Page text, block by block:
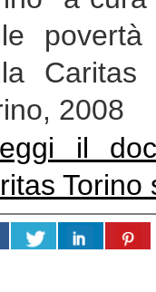
Caritas
2008
il
Torino